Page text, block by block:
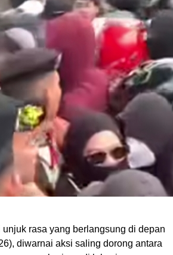
rasa yang berlangsung di depan
diwarnai aksi saling dorong antara